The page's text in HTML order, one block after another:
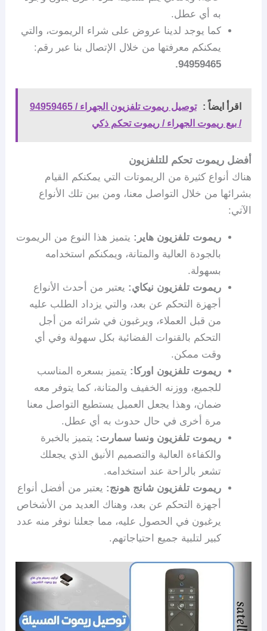
به أي عطل.
كما يوجد لدينا عروض على شراء الريموت، والتي
يمكنكم معرفتها من خلال الإتصال بنا عبر رقم:
94959465.
اقرأ ايضاً :
توصيل ريموت تلفزيون الجهراء / 94959465
/ بيع ريموت الجهراء / ريموت تحكم ذكي
أفضل ريموت تحكم للتلفزيون
هناك أنواع كثيرة من الريموتات التي يمكنكم القيام
بشرائها من خلال التواصل معنا، ومن بين تلك الأنواع
الآتي:
ريموت تلفزيون هاير: يتميز هذا النوع من الريموت
بالجودة العالية والمتانة، ويمكنكم استخدامه
بسهولة.
ريموت تلفزيون نيكاي: يعتبر من أحدث الأنواع
أجهزة التحكم عن بعد، والتي يزداد الطلب عليه
من قبل العملاء، ويرغبون في شرائه من أجل
التحكم بالقنوات الفضائية بكل سهولة وفي أي
وقت ممكن.
ريموت تلفزيون اوركا: يتميز بسعره المناسب
للجميع، ووزنه الخفيف والمتانة، كما يتوفر معه
ضمان، وهذا يجعل العميل يستطيع التواصل معنا
مرة أخرى في حال حدوث به أي عطل.
ريموت تلفزيون ونسا سمارت: يتميز بالخبرة
والكفاءة العالية والتصميم الأنيق الذي يجعلك
تشعر بالراحة عند استخدامه.
ريموت تلفزيون شانج هونج: يعتبر من أفضل أنواع
أجهزة التحكم عن بعد، وهناك العديد من الأشخاص
يرغبون في الحصول عليه، مما جعلنا نوفر منه عدد
كبير لتلبية جميع احتياجاتهم.